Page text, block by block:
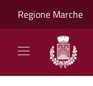
Regione Marche